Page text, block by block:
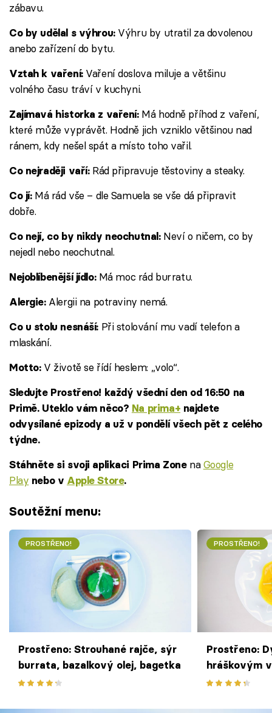
zábavu.
Co by udělal s výhrou:Výhru by utratil za dovolenou
anebo zařízení do bytu.
Vztah k vaření:Vaření doslova miluje a většinu
volného času tráví v kuchyni.
Zajímavá historka z vaření:Má hodně příhod z vaření,
které může vyprávět. Hodně jich vzniklo většinou nad
ránem, kdy nešel spát a místo toho vařil.
Co nejraději vaří:Rád připravuje těstoviny a steaky.
Co jí:Má rád vše – dle Samuela se vše dá připravit
dobře.
Co nejí, co by nikdy neochutnal:Neví o ničem, co by
nejedl nebo neochutnal.
Nejoblíbenější jídlo:Má moc rád burratu.
Alergie:Alergii na potraviny nemá.
Co u stolu nesnáší:Při stolování mu vadí telefon a
mlaskání.
Motto:V životě se řídí heslem: „volo“.
Sledujte Prostřeno! každý všední den od 16:50 na
Primě. Uteklo vám něco? Na prima+ najdete
odvysílané epizody a už v pondělí všech pět z celého
týdne.
Stáhněte si svoji aplikaci Prima Zone naGoogle
Play nebo v Apple Store.
Soutěžní menu:
PROSTŘENO!
Prostřeno: Strouhané rajče, sýr
burrata, bazalkový olej, bagetka
PROSTŘENO!
Prostřeno:
hráškovým